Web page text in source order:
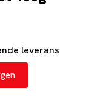
leverans